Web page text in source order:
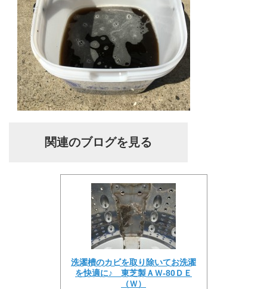
関連のブログを見る
洗濯槽のカビを取り除いてお洗濯
を快適に♪ 東芝製ＡＷ-80ＤＥ
（Ｗ）